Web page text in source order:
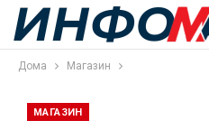
Дома Магазин
МАГАЗИН